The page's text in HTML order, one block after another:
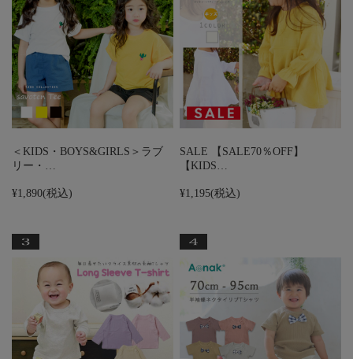
＜KIDS・BOYS&GIRLS＞ラブ
リー・…
¥1,890(税込)
SALE 【SALE70％OFF】
【KIDS…
¥1,195(税込)